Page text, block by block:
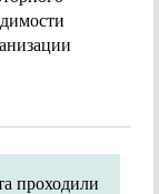
проходили